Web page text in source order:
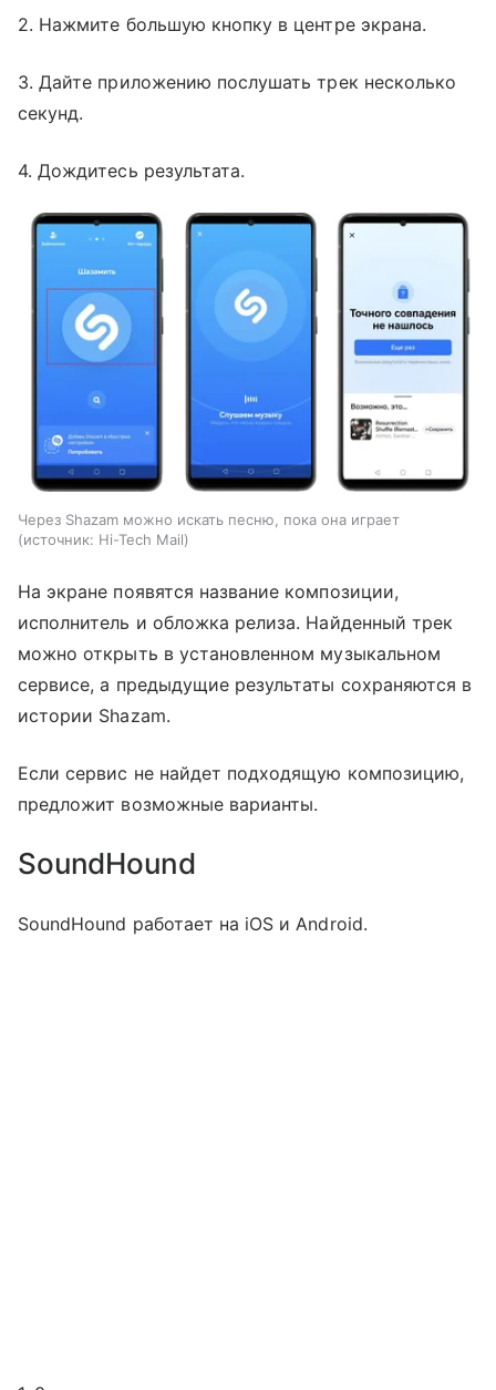
2. Нажмите большую кнопку в центре экрана.
3. Дайте приложению послушать трек несколько
секунд.
4. Дождитесь результата.
Через Shazam можно искать песню, пока она играет
источник: Hi-Tech Mail
На экране появятся название композиции,
исполнитель и обложка релиза. Найденный трек
можно открыть в установленном музыкальном
сервисе, а предыдущие результаты сохраняются в
истории Shazam.
Если сервис не найдет подходящую композицию,
предложит возможные варианты.
SoundHound
SoundHound работает на iOS и Android.